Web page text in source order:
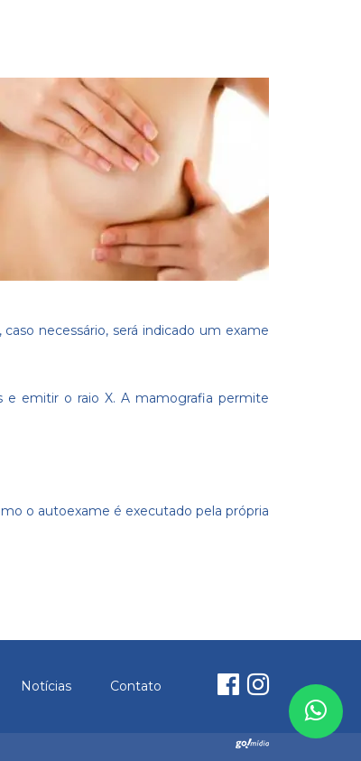
necessário, será indicado um exame
e emitir o raio X. A mamografia permite
o autoexame é executado pela própria
Notícias Contato